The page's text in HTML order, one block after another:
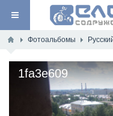
Фотоальбомы
1fa3e609